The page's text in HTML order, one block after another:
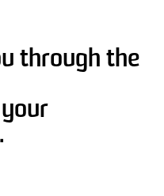
through the